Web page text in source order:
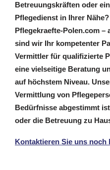
Betreuungskräften oder
Pflegedienst in Ihrer
Pflegekraefte-Polen.com –
sind wir Ihr kompetenter
Vermittler für qualifizierte
eine vielseitige Beratung
auf höchstem Niveau.
Vermittlung von
Bedürfnisse abgestimmt
oder die Betreuung zu
Kontaktieren Sie uns noch